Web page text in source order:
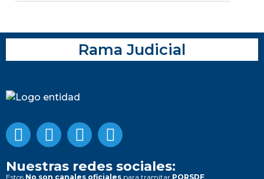
Rama Judicial
Nuestras redes sociales:
Estos No son canales oficiales para tramitar PQRSDF